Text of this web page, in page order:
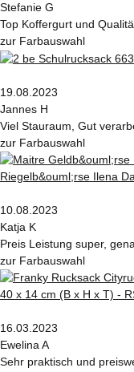
Stefanie G
Top Koffergurt und
zur Farbauswahl
19.08.2023
Jannes H
Viel Stauraum, Gut
zur Farbauswahl
10.08.2023
Katja K
Preis Leistung super,
zur Farbauswahl
16.03.2023
Ewelina A
Sehr praktisch und